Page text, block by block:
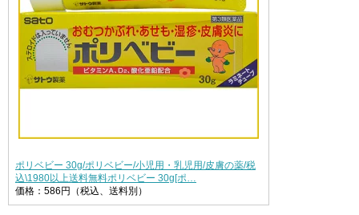
ポリベビー 30g/ポリベビー/小児用・乳児用/皮膚の薬/税
込\1980以上送料無料ポリベビー 30g[ポ…
価格：586円（税込、送料別）